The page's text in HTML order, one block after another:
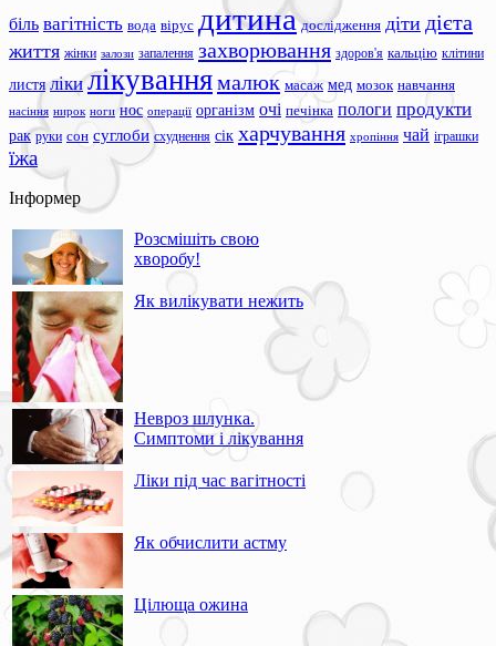
біль вагітність вода вірус дитина дослідження діти дієта
життя жінки залози запалення захворювання здоров'я кальцію клітини
листя ліки лікуваннямалюк масаж мед мозок навчання
насіння нирок ноги нос операції організм очі печінка пологи продукти
рак руки сон суглоби схуднення сік харчування хропіння чай іграшки
їжа
Інформер
Розсмішіть свою
хворобу!
Як вилікувати нежить
Невроз шлунка.
Симптоми і лікування
Ліки під час вагітності
Як обчислити астму
Цілюща ожина